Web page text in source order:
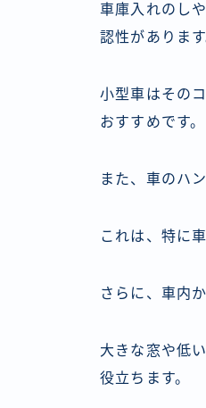
車庫入れのし
認性があります
小型車はその
おすすめです。
また、車のハ
これは、特に
さらに、車内
大きな窓や低
役立ちます。